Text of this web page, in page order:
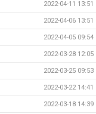
2022-04-11 13:51
2022-04-06 13:51
2022-04-05 09:54
2022-03-28 12:05
2022-03-25 09:53
2022-03-22 14:41
2022-03-18 14:39